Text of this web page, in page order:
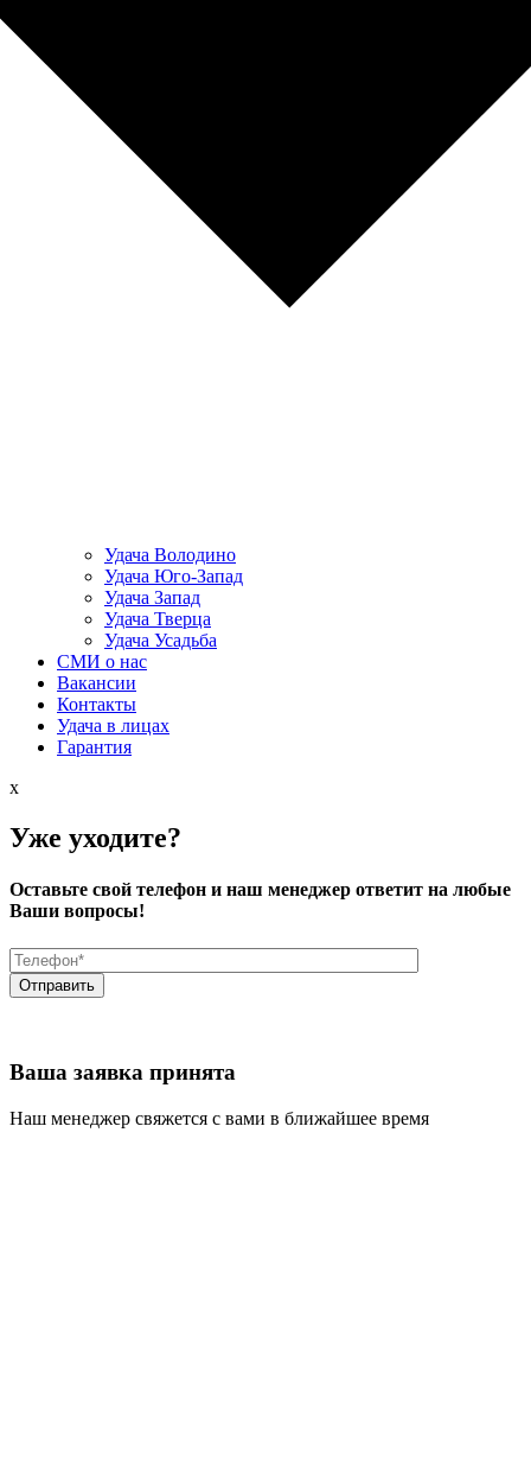
Удача Володино
Удача Юго-Запад
Удача Запад
Удача Тверца
Удача Усадьба
СМИ о нас
Вакансии
Контакты
Удача в лицах
Гарантия
x
Уже уходите?
Оставьте свой телефон и наш менеджер ответит на любые
Ваши вопросы!
Ваша заявка принята
Наш менеджер свяжется с вами в ближайшее время